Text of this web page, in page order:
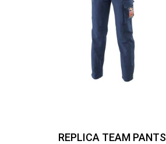
REPLICA TEAM PANTS